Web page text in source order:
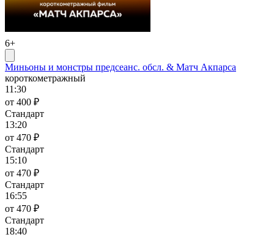
6+
Миньоны и монстры предсеанс. обсл. & Матч Акпарса
короткометражный
11:30
от 400 ₽
Стандарт
13:20
от 470 ₽
Стандарт
15:10
от 470 ₽
Стандарт
16:55
от 470 ₽
Стандарт
18:40